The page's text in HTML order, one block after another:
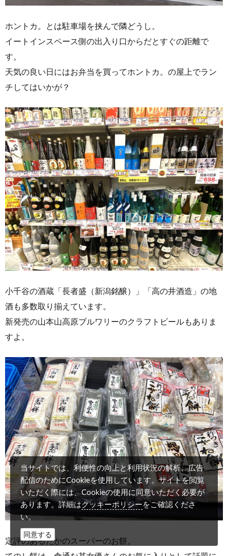
ホントカ。とは駐車場を挟んで隣どうし。
イートインスペース側の出入り口からだとすぐの距離で
す。
天気の良い日にはお弁当を買ってホントカ。の屋上でラン
チしてはいかが？
小千谷の酒蔵「長者盛（新潟銘醸）」「高の井酒造」の地
酒も多数取り揃えています。
新発売の山本山高原ブルワリーのクラフトビールもありま
すよ。
定評のあるたかのスーパーのお餅。
当サイトでは、利便性の向上と利用状況の解析、広告
配信のためにCookieを使用しています。サイトを閲覧
いただく際には、Cookieの使用に同意いただく必要が
あります。詳細はクッキーポリシーをご確認くださ
い。
同意する